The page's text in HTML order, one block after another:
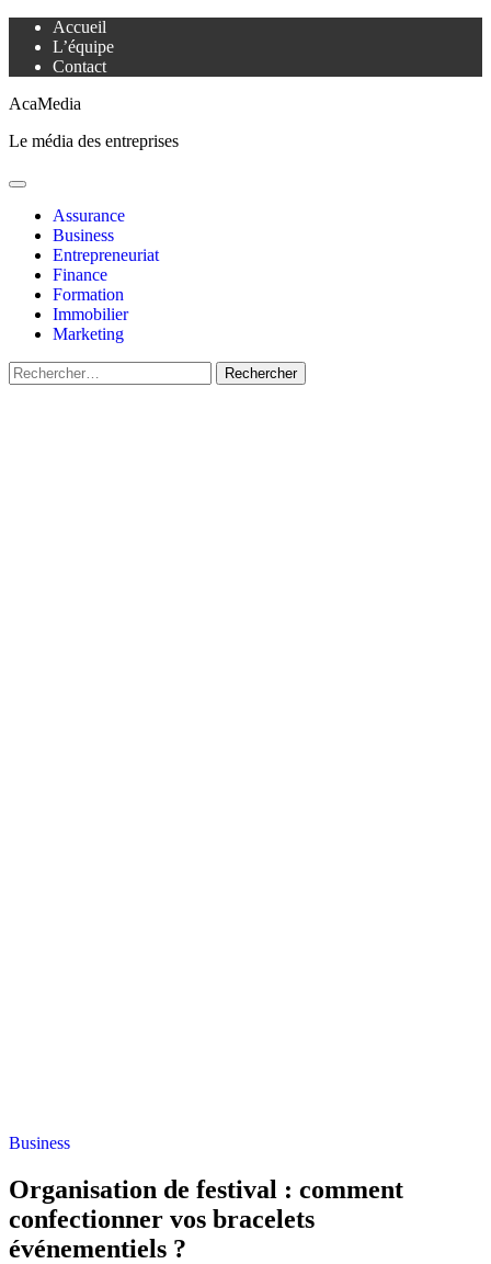
Aller
contenu
Accueil
L’équipe
Contact
AcaMedia
Le média des entreprises
Menu
principalAssurance
Business
Entrepreneuriat
Finance
Formation
Immobilier
Marketing
Rechercher :
Business
Organisation de festival : comment
confectionner vos bracelets
événementiels ?